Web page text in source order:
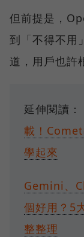
但前提是，
到「不得不用
道，用戶也許
延伸閱讀：
載！
學起來
Gemini、
個好用？5
整整理